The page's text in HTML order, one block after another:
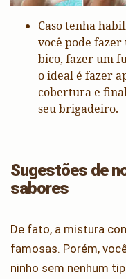
Caso tenha
você pode
bico, fazer um
o ideal é fazer
cobertura e
seu brigadeiro.
Sugestões de
sabores
De fato, a mistura
famosas. Porém,
ninho sem nenhum